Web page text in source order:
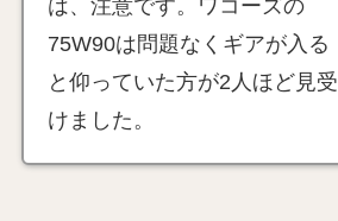
は、注意です。ワコーズの
75W90は問題なくギアが入る
と仰っていた方が2人ほど見受
けました。